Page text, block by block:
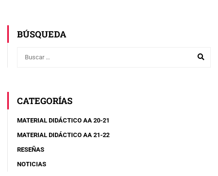
BÚSQUEDA
CATEGORÍAS
MATERIAL DIDÁCTICO AA 20-21
MATERIAL DIDÁCTICO AA 21-22
RESEÑAS
NOTICIAS